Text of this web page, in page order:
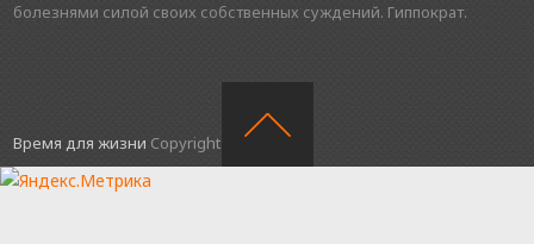
болезнями силой своих собственных суждений. Гиппократ.
Время для жизни Copyright © 2016.